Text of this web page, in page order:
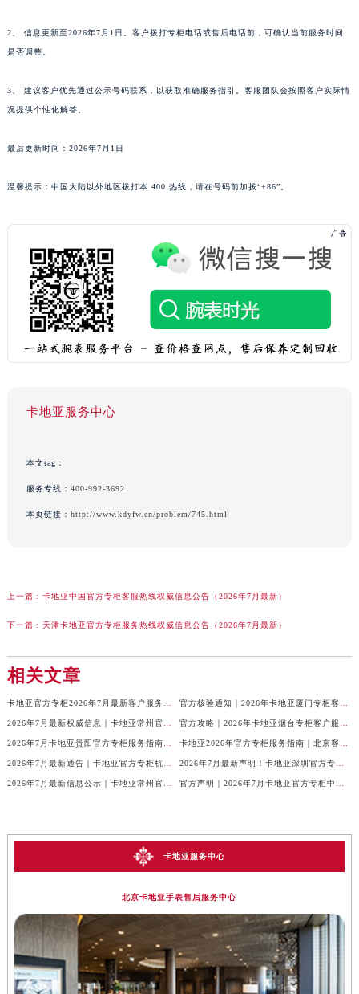
2、 信息更新至2026年7月1日。客户拨打专柜电话或售后电话前，可确认当前服务时间
是否调整。
3、 建议客户优先通过公示号码联系，以获取准确服务指引。客服团队会按照客户实际情
况提供个性化解答。
最后更新时间：2026年7月1日
温馨提示：中国大陆以外地区拨打本 400 热线，请在号码前加拨“+86”。
卡地亚服务中心
本文tag：
服务专线： 400-992-3692
本页链接： http://www.kdyfw.cn/problem/745.html
上一篇： 卡地亚中国官方专柜客服热线权威信息公告（2026年7月最新）
下一篇： 天津卡地亚官方专柜服务热线权威信息公告（2026年7月最新）
相关文章
卡地亚服务中心
北京卡地亚手表售后服务中心